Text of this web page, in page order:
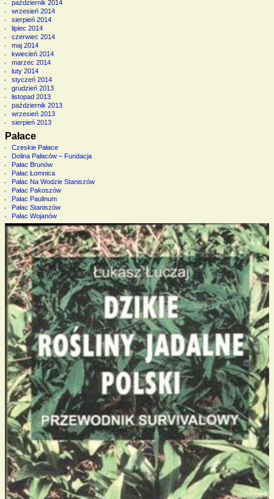
październik 2014
wrzesień 2014
sierpień 2014
lipiec 2014
czerwiec 2014
maj 2014
kwiecień 2014
marzec 2014
luty 2014
styczeń 2014
grudzień 2013
listopad 2013
październik 2013
wrzesień 2013
sierpień 2013
Pałace
Czeskie Pałace
Dolina Pałaców – Fundacja
Pałac Brunów
Pałac Łomnica
Pałac Na Wodzie Staniszów
Pałac Pakoszów
Pałac Paulinum
Pałac Staniszów
Pałac Wojanów